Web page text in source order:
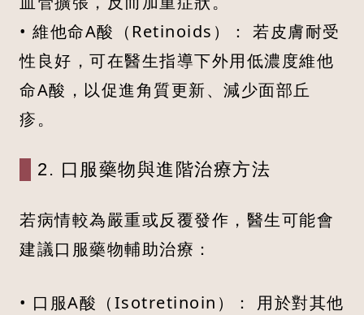
• 維他命A酸（Retinoids）： 若皮膚耐受
性良好，可在醫生指導下外用低濃度維他
命A酸，以促進角質更新、減少面部丘
疹。
2. 口服藥物與進階治療方法
若病情較為嚴重或反覆發作，醫生可能會
建議口服藥物輔助治療：
• 口服A酸（Isotretinoin）： 用於對其他